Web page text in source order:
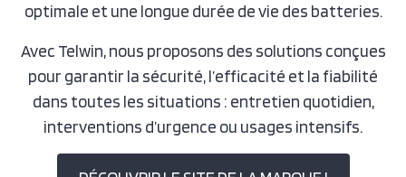
optimale et une longue durée de vie des batteries.
Avec Telwin, nous proposons des solutions conçues
pour garantir la sécurité, l’efficacité et la fiabilité
dans toutes les situations : entretien quotidien,
interventions d’urgence ou usages intensifs.